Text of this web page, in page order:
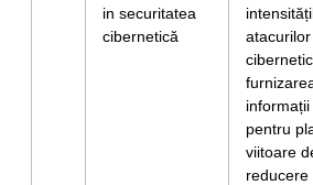
in securitatea
cibernetică
atacurilor
informații
pentru
viitoare
reducere